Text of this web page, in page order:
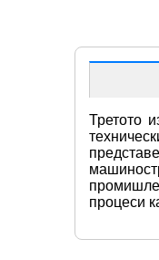
Третото
процеси